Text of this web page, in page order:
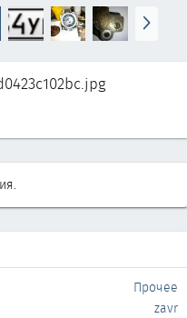
В
п
р
Прочее
zavr